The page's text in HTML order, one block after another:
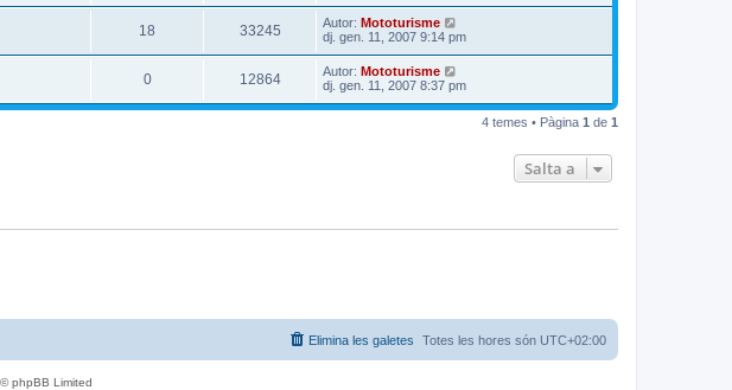
18 33245 Autor: Mototurisme
dj. gen. 11, 2007 9:14 pm
0 12864 Autor: Mototurisme
dj. gen. 11, 2007 8:37 pm
4 temes • Pàgina 1 de 1
Salta a
Totes les hores són UTC+02:00
Elimina les galetes
phpBB Limited